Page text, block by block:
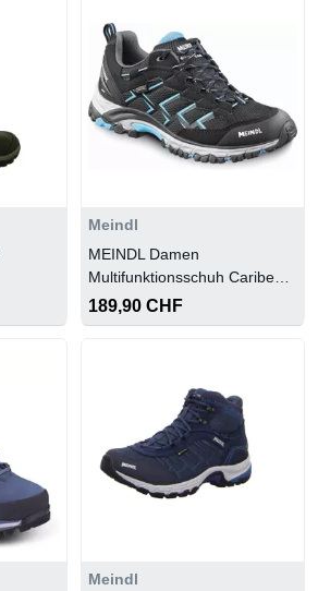
Meindl
MEINDL Damen
Multifunktionsschuh Caribe
Lady GTX schmal
189,90 CHF
Meindl